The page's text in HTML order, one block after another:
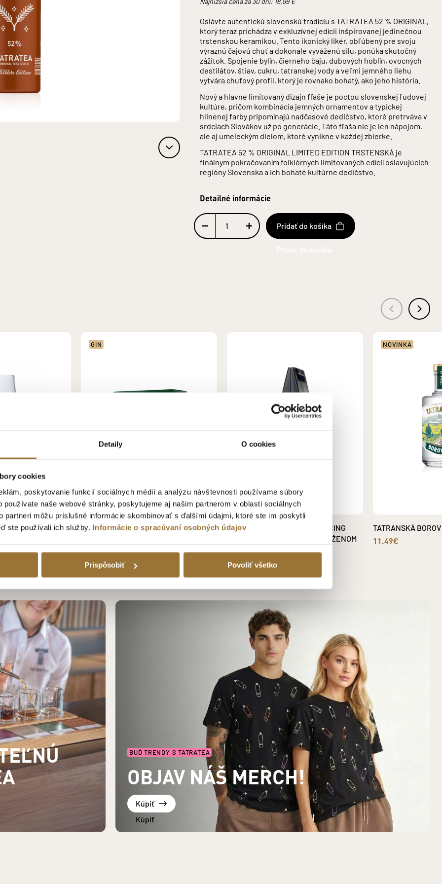
Detaily O cookies
cookies
poskytovanie funkcií sociálnych médií a analýzu návštevnosti používame súbory
používate naše webové stránky, poskytujeme aj našim partnerom v oblasti sociálnych
partneri môžu príslušné informácie skombinovať s ďalšími údajmi, ktoré ste im poskytli
ste používali ich služby. Informácie o spracúvaní osobných údajov
Prispôsobiť Povoliť všetko
Oslávte autentickú slovenskú tradíciu s TATRATEA 52 % ORIGINAL,
ktorý teraz prichádza v exkluzívnej edícii inšpirovanej jedinečnou
trstenskou keramikou. Tento ikonický likér, obľúbený pre svoju
výraznú čajovú chuť a dokonale vyváženú silu, ponúka skutočný
zážitok. Spojenie bylín, čierneho čaju, dubových hoblín, ovocných
destilátov, štiav, cukru, tatranskej vody a veľmi jemného liehu
vytvára chuťový profil, ktorý je rovnako bohatý, ako jeho história.
Nový a hlavne limitovaný dizajn fľaše je poctou slovenskej ľudovej
kultúre, pričom kombinácia jemných ornamentov a typickej
hlinenej farby pripomínajú nadčasové dedičstvo, ktoré pretrváva v
srdciach Slovákov už po generácie. Táto fľaša nie je len nápojom,
ale aj umeleckým dielom, ktoré vynikne v každej zbierke.
TATRATEA 52 % ORIGINAL LIMITED EDITION TRSTENSKÁ je
finálnym pokračovaním folklórnych limitovaných edícií oslavujúcich
regióny Slovenska a ich bohaté kultúrne dedičstvo.
Detailné informácie
Pridať do košíka
NA STOPKE
GIN
DARČEKOVÉ BALENIE HERBERRY GIN
30.69€
BELUGA TRANSATLANTIC RACING
VODKA 700 ML, 40% VOL. V KOŽENOM
61.99€
NOVINKA
TATRANSKÁ
11.49€
BUĎ TRENDY S TATRATEA
OBJAV NÁŠ MERCH!
Kúpiť